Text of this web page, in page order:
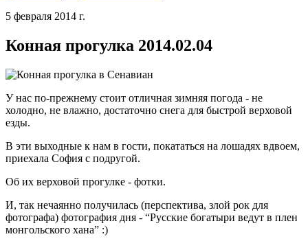
5 февраля 2014 г.
Конная прогулка 2014.02.04
У нас по-прежнему стоит отличная зимняя погода - не
холодно, не влажно, достаточно снега для быстрой верховой
езды.
В эти выходные к нам в гости, покататься на лошадях вдвоем,
приехала София с подругой.
Об их верховой прогулке - фотки.
И, так нечаянно получилась (перспектива, злой рок для
фотографа) фотография дня - “Русские богатыри ведут в плен
монгольского хана” :)